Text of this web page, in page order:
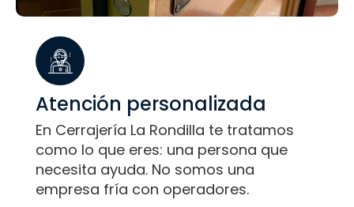
Atención personalizada
En Cerrajería La Rondilla te tratamos
como lo que eres: una persona que
necesita ayuda. No somos una
empresa fría con operadores.